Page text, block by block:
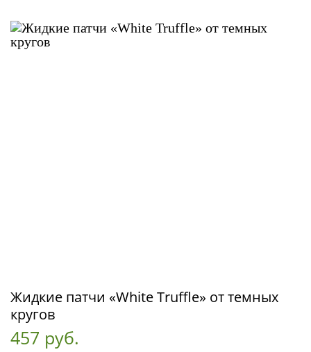
Жидкие патчи «White Truffle» от темных
кругов
457 руб.